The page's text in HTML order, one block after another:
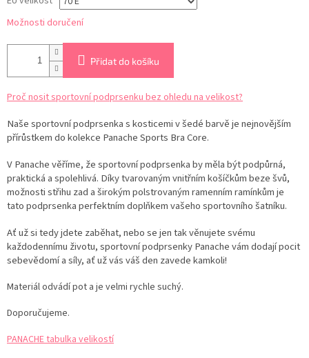
Možnosti doručení
Přidat do košíku
Proč nosit sportovní podprsenku bez ohledu na velikost?
Naše sportovní podprsenka s kosticemi v šedé barvě je nejnovějším
přírůstkem do kolekce Panache Sports Bra Core.
V Panache věříme, že sportovní podprsenka by měla být podpůrná,
praktická a spolehlivá. Díky tvarovaným vnitřním košíčkům beze švů,
možnosti střihu zad a širokým polstrovaným ramenním ramínkům je
tato podprsenka perfektním doplňkem vašeho sportovního šatníku.
Ať už si tedy jdete zaběhat, nebo se jen tak věnujete svému
každodennímu životu, sportovní podprsenky Panache vám dodají pocit
sebevědomí a síly, ať už vás váš den zavede kamkoli!
Materiál odvádí pot a je velmi rychle suchý.
Doporučujeme.
PANACHE tabulka velikostí